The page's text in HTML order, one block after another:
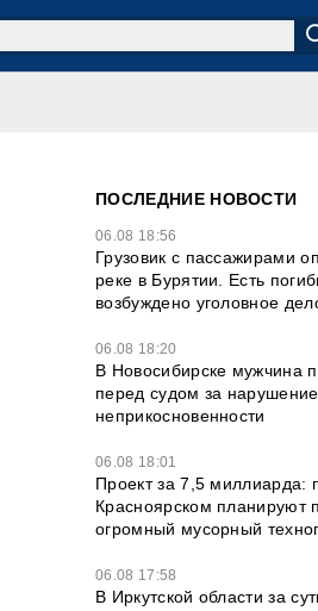
ПОСЛЕДНИЕ НОВОСТИ
06.08 18:56
Грузовик с пассажирами
реке в Бурятии. Есть
возбуждено уголовное
06.08 18:20
В Новосибирске мужчина
перед судом за
неприкосновенности
06.08 18:01
Проект за 7,5 миллиарда:
Красноярском планируют
огромный мусорный
06.08 17:58
В Иркутской области за